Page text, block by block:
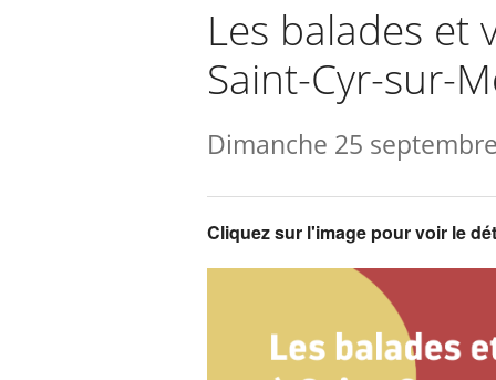
Les balades et
Saint-Cyr-sur-
Dimanche 25
Cliquez sur l'image pour voir le